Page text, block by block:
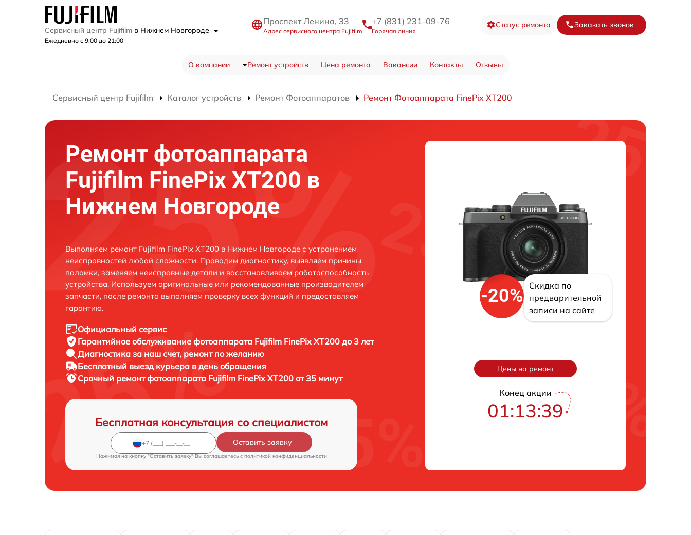
Сервисный центр Fujifilm в Нижнем Новгороде
Ежедневно с 9:00 до 21:00
Проспект Ленина, 33
Адрес сервисного центра Fujifilm
+7 (831) 231-09-76
Горячая линия
Статус ремонта Заказать звонок
О компании Ремонт устройств Цена ремонта Вакансии Контакты Отзывы
Сервисный центр Fujifilm Каталог устройств Ремонт Фотоаппаратов Ремонт Фотоаппарата FinePix XT200
Ремонт фотоаппарата
Fujifilm FinePix XT200 в
Нижнем Новгороде
Выполняем ремонт Fujifilm FinePix XT200 в Нижнем Новгороде с устранением
неисправностей любой сложности. Проводим диагностику, выявляем причины
поломки, заменяем неисправные детали и восстанавливаем работоспособность
устройства. Используем оригинальные или рекомендованные производителем
запчасти, после ремонта выполняем проверку всех функций и предоставляем
гарантию.
Официальный сервис
Гарантийное обслуживание фотоаппарата Fujifilm FinePix XT200 до 3 лет
Диагностика за наш счет, ремонт по желанию
Бесплатный выезд курьера в день обращения
Срочный ремонтфотоаппарата Fujifilm FinePix XT200 от 35 минут
Бесплатная консультация со специалистом
Оставить заявку
Нажимая на кнопку "Оставить заявку" Вы соглашаетесь c политикой конфиденциальности
-20%
Скидка по
предварительной
записи на сайте
Цены на ремонт
Конец акции
01:13:38